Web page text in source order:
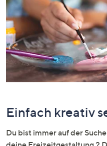
oben
und
nach
unten
oder
wischen
Sie
Geräten
Einfach kreativ
Du bist immer auf der